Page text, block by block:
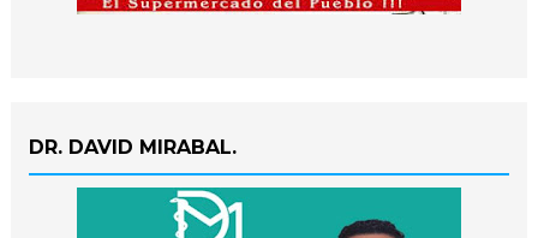
DR. DAVID MIRABAL.